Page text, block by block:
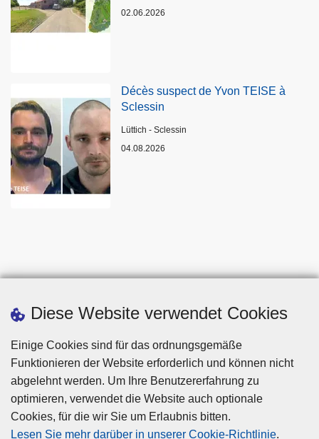
Diese Website verwendet Cookies
Einige Cookies sind für das ordnungsgemäße
Funktionieren der Website erforderlich und können nicht
abgelehnt werden. Um Ihre Benutzererfahrung zu
optimieren, verwendet die Website auch optionale
Cookies, für die wir Sie um Erlaubnis bitten.
Lesen Sie mehr darüber in unserer Cookie-Richtlinie.
02.06.2026
Décès suspect de Yvon TEISE à
Sclessin
Standort
Lüttich - Sclessin
04.08.2026
Disclaimer